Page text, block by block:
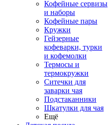
Кофейные сервизы
и наборы
Кофейные пары
Кружки
Гейзерные
кофеварки, турки
и кофемолки
Термосы и
термокружки
Ситечки для
заварки чая
Подстаканники
Шкатулки для чая
Ещё